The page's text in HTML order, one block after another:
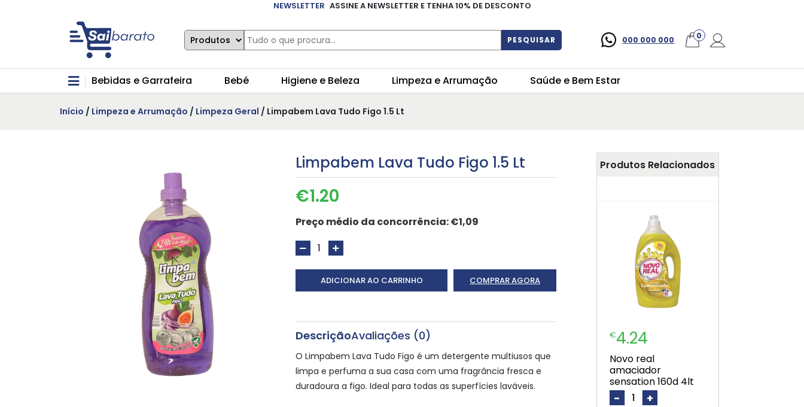
NEWSLETTER ASSINE A NEWSLETTER E TENHA 10% DE DESCONTO
PESQUISAR 000 000 000 0
Bebidas e Garrafeira Bebé Higiene e Beleza Limpeza e Arrumação Saúde e Bem Estar
Início / Limpeza e Arrumação / Limpeza Geral / Limpabem Lava Tudo Figo 1.5 Lt
Limpabem Lava Tudo Figo 1.5 Lt
€1.20
Preço médio da concorrência:€1,09
ADICIONAR AO CARRINHO COMPRAR AGORA
DescriçãoAvaliações (0)
O Limpabem Lava Tudo Figo é um detergente multiusos que
limpa e perfuma a sua casa com uma fragrância fresca e
duradoura a figo. Ideal para todas as superfícies laváveis.
Produtos Relacionados
€4.24
novo real
amaciador
sensation 160d 4lt
- +